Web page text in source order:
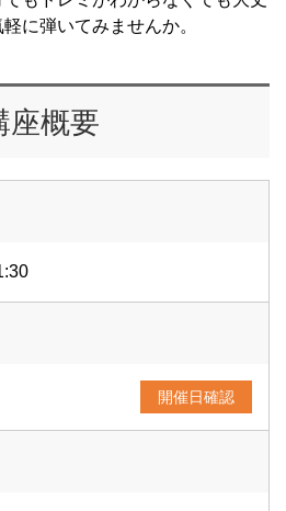
に弾いてみませんか。
座概要
開催日確認